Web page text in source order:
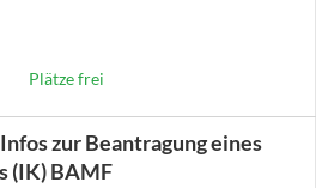
Plätze frei
zur Beantragung eines
(IK) BAMF